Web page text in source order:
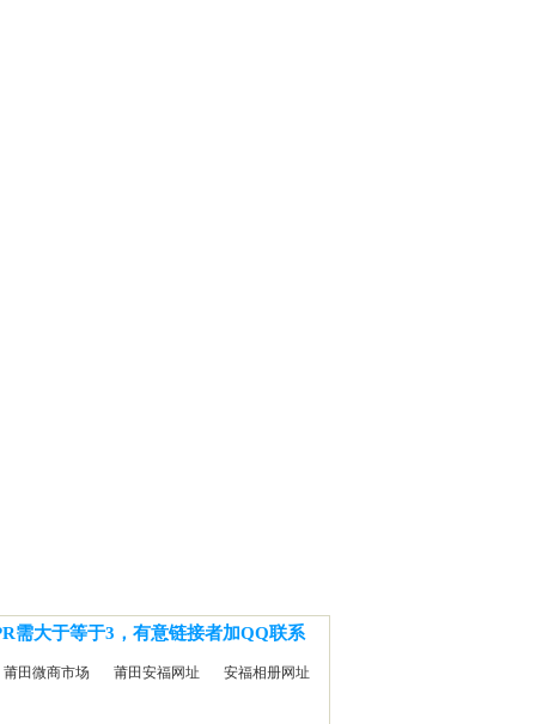
需大于等于3，有意链接者加QQ联系
莆田微商市场 莆田安福网址 安福相册网址